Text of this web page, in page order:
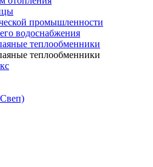
промышленности
водоснабжения
теплообменники
теплообменники